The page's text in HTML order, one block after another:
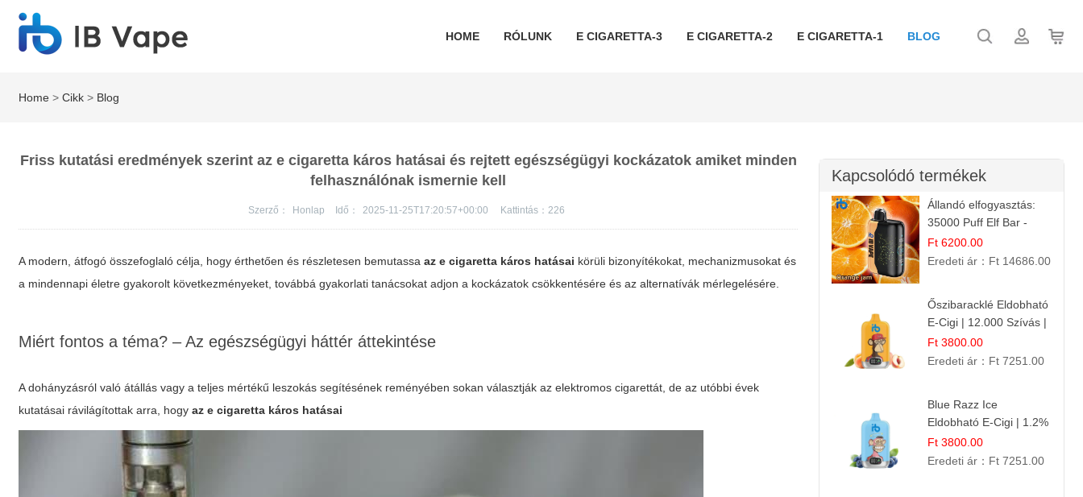
HOME RÓLUNK E CIGARETTA-3 E CIGARETTA-2 E CIGARETTA-1 BLOG
Home >Cikk > Blog
Friss kutatási eredmények szerint az e cigaretta káros hatásai és rejtett egészségügyi kockázatok amiket minden
felhasználónak ismernie kell
Szerző： Honlap Idő： 2025-11-25T17:20:57+00:00 Kattintás： 226
A modern, átfogó összefoglaló célja, hogy érthetően és részletesen bemutassaaz e cigaretta káros hatásai körüli bizonyítékokat, mechanizmusokat és
a mindennapi életre gyakorolt következményeket, továbbá gyakorlati tanácsokat adjon a kockázatok csökkentésére és az alternatívák mérlegelésére.
Miért fontos a téma? – Az egészségügyi háttér áttekintése
A dohányzásról való átállás vagy a teljes mértékű leszokás segítésének reményében sokan választják az elektromos cigarettát, de az utóbbi évek
kutatásai rávilágítottak arra, hogyaz e cigaretta káros hatásai
Kapcsolódó termékek
Állandó elfogyasztás:
35000 Puff Elf Bar -
Narancslekvár íz
Ft 6200.00
Eredeti ár： Ft 14686.00
Őszibaracklé Eldobható
E-Cigi | 12.000 Szívás |
Frissítő Barack Íz
Ft 3800.00
Eredeti ár： Ft 7251.00
Blue Razz Ice
Eldobható E-Cigi | 1.2%
Nikotin | Jéghideg
Málna Íz
Ft 3800.00
Eredeti ár： Ft 7251.00